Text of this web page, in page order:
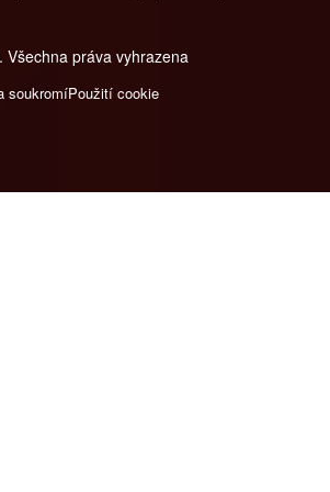
práva vyhrazena
soukromíPoužití cookie